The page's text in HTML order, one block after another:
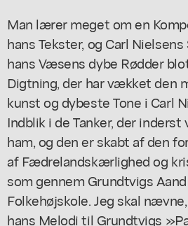
Man lærer meget om en
hans Tekster, og Carl
hans Væsens dybe Rødder
Digtning, der har vækket den
kunst og dybeste Tone i Carl
Indblik i de Tanker, der
ham, og den er skabt af den
af Fædrelandskærlighed og
som gennem Grundtvigs
Folkehøjskole. Jeg skal
hans Melodi til Grundtvigs